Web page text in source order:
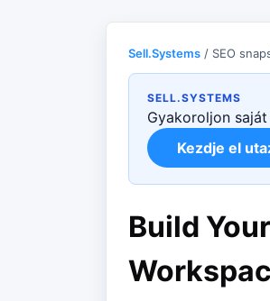
Sell.Systems / SEO
SELL.SYSTEMS
Gyakoroljon
Kezdje el
Build